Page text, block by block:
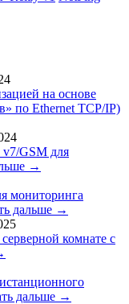
на основе
по Ethernet TCP/IP)
v7/GSM для
→
мониторинга
дальше →
комнате с
дальше →